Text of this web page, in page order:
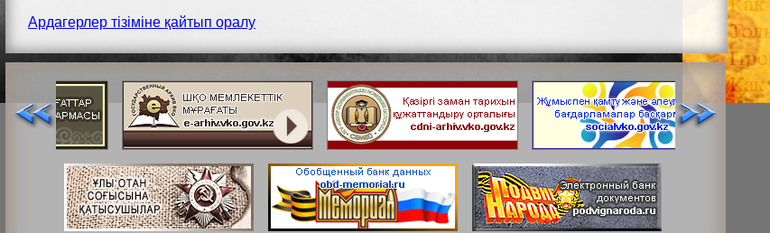
Ардагерлер тізіміне қайтып оралу